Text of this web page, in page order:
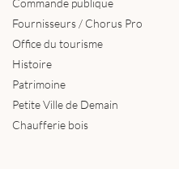
Fournisseurs / Chorus Pro
Office du tourisme
Histoire
Patrimoine
Petite Ville de Demain
Chaufferie bois